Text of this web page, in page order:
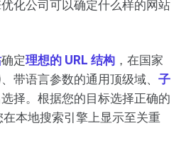
化公司可以确定什么样的网站
确定理想的 URL 结构 ，在国家
带语言参数的通用顶级域、 子
择。根据您的目标选择正确的
本地搜索引擎上显示至关重